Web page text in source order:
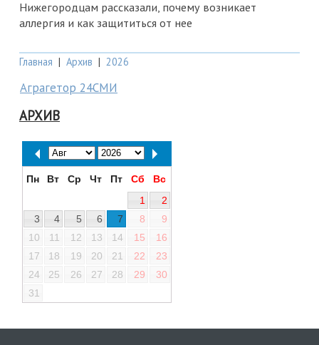
Нижегородцам рассказали, почему возникает
аллергия и как защититься от нее
Главная | Архив | 2026
Аграгетор 24СМИ
АРХИВ
Пн Вт Ср Чт Пт Сб
Вс
1
2
3
4 5 6 7 8
9
10
11 12 13 14 15
16
17
18 19 20 21 22
23
24
25 26 27 28 29
30
31